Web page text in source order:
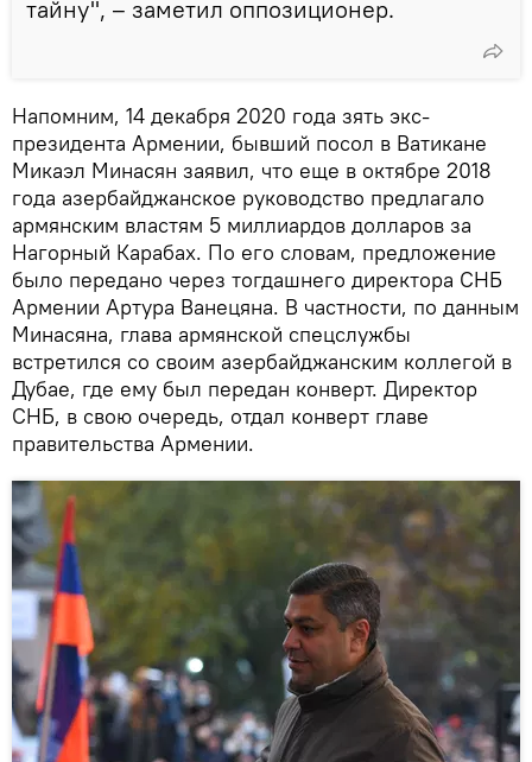
тайну", – заметил оппозиционер.
Напомним, 14 декабря 2020 года зять экс-
президента Армении, бывший посол в Ватикане
Микаэл Минасян заявил, что еще в октябре 2018
года азербайджанское руководство предлагало
армянским властям 5 миллиардов долларов за
Нагорный Карабах. По его словам, предложение
было передано через тогдашнего директора СНБ
Армении Артура Ванецяна. В частности, по данным
Минасяна, глава армянской спецслужбы
встретился со своим азербайджанским коллегой в
Дубае, где ему был передан конверт. Директор
СНБ, в свою очередь, отдал конверт главе
правительства Армении.